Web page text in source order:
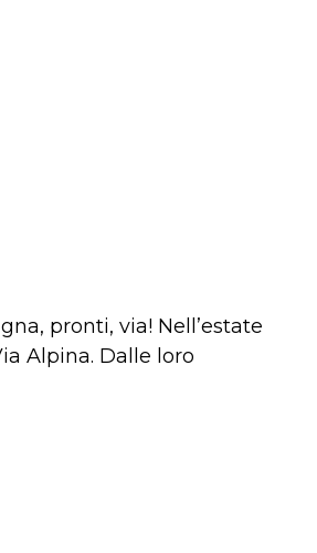
pronti, via! Nell’estate
Alpina. Dalle loro